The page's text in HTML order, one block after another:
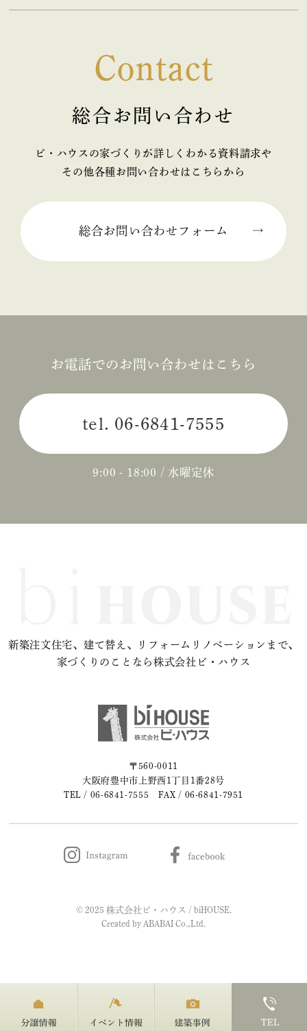
2025年02月 (2)
2025年01月 (1)
2024年11月 (1)
2024年10月 (1)
2024年06月 (1)
2024年04月 (3)
2024年03月 (2)
2023年12月 (1)
2023年08月 (2)
2023年04月 (2)
2023年03月 (3)
2023年02月 (2)
2022年09月 (2)
Contact
総合お問い合わせ
ビ・ハウスの家づくりが詳しくわかる資料請求や
その他各種お問い合わせはこちらから
総合お問い合わせフォーム
お電話でのお問い合わせはこちら
tel. 06-6841-7555
9:00 - 18:00 / 水曜定休
新築注文住宅、建て替え、リフォームリノベーションまで、
家づくりのことなら株式会社ビ・ハウス
〒560-0011
大阪府豊中市上野西1丁目1番28号
TEL / 06-6841-7555 FAX / 06-6841-7951
© 2025 株式会社ビ・ハウス / biHOUSE.
Created by ABABAI Co.,Ltd.